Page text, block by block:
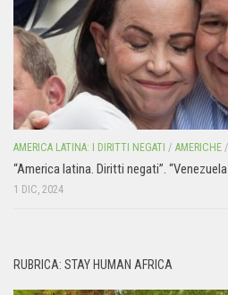
AMERICA LATINA: I DIRITTI NEGATI / AMERICHE /
“America latina. Diritti negati”.
1 DIC, 2024
RUBRICA: STAY HUMAN AFRICA